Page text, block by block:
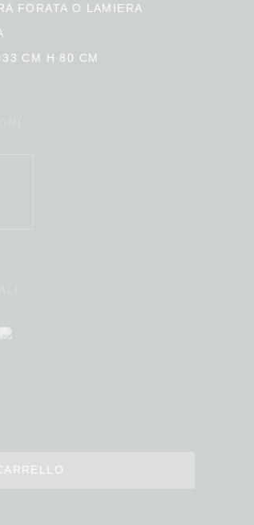
FORATA O LAMIERA
CM H 80 CM